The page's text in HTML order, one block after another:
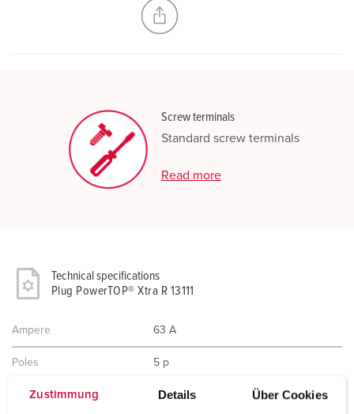
Zustimmung Details Über Cookies
Screw terminals
Standard screw terminals
Read more
Technical specifications
Plug PowerTOP® Xtra R 13111
Ampere 63 A
Poles 5 p
Voltage 230 V